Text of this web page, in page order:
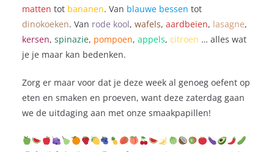
matten tot bananen. Van blauwe bessen tot
dinokoeken. Van rode kool, wafels, aardbeien, lasagne,
kersen, spinazie, pompoen, appels, citroen … alles wat
je je maar kan bedenken.
Zorg er maar voor dat je deze week al genoeg oefent op
eten en smaken en proeven, want deze zaterdag gaan
we de uitdaging aan met onze smaakpapillen!